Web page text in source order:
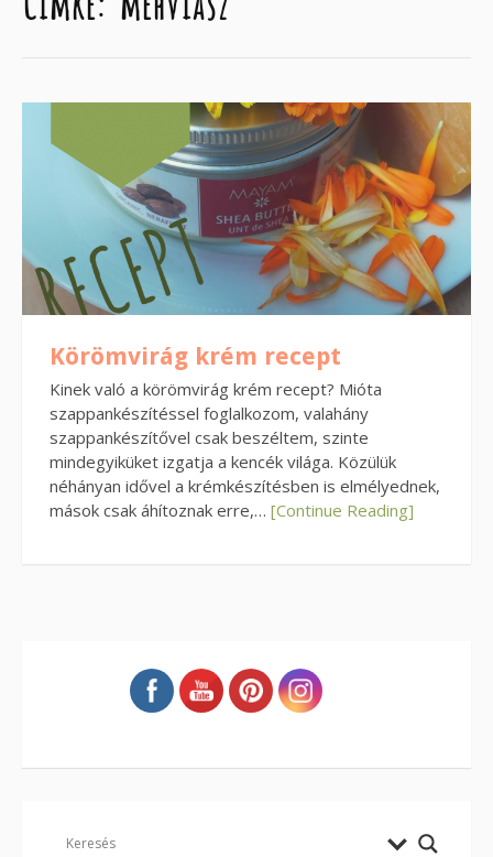
Körömvirág krém recept
Kinek való a körömvirág krém recept? Mióta
szappankészítéssel foglalkozom, valahány
szappankészítővel csak beszéltem, szinte
mindegyiküket izgatja a kencék világa. Közülük
néhányan idővel a krémkészítésben is elmélyednek,
mások csak áhítoznak erre,… [Continue Reading]